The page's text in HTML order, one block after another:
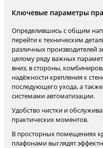
Ключевые параметры
Определившись с общим
перейти к техническим
различных производителей
целому ряду важных
вниз, в стороны,
надёжности крепления к
последующего ухода, а
системами автоматизации.
Удобство чистки и
практических моментов.
В просторных помещениях
плафонами выглядят